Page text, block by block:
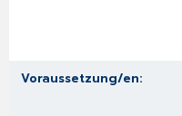
Voraussetzung/en: